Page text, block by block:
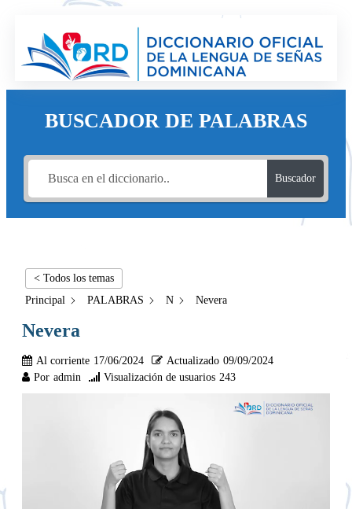
BUSCADOR DE PALABRAS
Buscador
< Todos los temas
Principal
PALABRAS N Nevera
Nevera
Al corriente 17/06/2024 Actualizado 09/09/2024
Por admin Visualización de usuarios 243